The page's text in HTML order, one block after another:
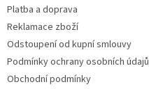
Platba a doprava
Reklamace zboží
Odstoupení od kupní smlouvy
Podmínky ochrany osobních údajů
Obchodní podmínky